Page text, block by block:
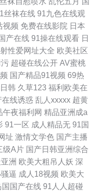
丝袜在线 91九色在线观
视频 免费在线影院 日本
产在线 91操在线观看 日
性爱网址大全 欧美社区
超碰在线公开 AV蜜桃
国产精品91视频 69热
韩 久草123 福利欧美在
在线诱惑 乱人xxxxx 超黄
午夜福利网 精品亚洲成a
91一区 成人精品无 91国
址 激情文学色 国产主播
级A片 国产日韩亚洲综合
洲 欧美大粗吊人妖 深
逼 成人18视频 欧美大
国国产在线 91人人超碰